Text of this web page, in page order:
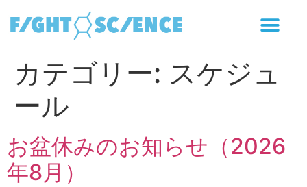
カテゴリー: スケジュ
ール
お盆休みのお知らせ（2026
年8月）